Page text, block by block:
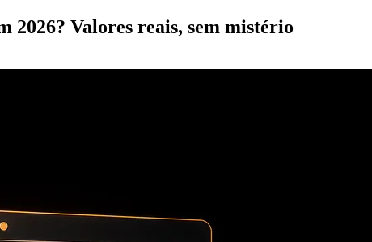
2026? Valores reais, sem mistério